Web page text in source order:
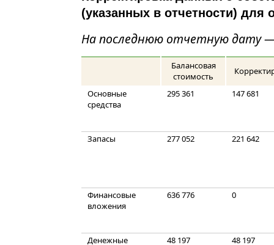
(указанных в отчетности) для
На последнюю отчетную дату —
Балансовая
стоимость
Основные
средства
295 361 147 681
Запасы 277 052 221 642
Финансовые
вложения
636 776 0
Денежные
48 197 48 197